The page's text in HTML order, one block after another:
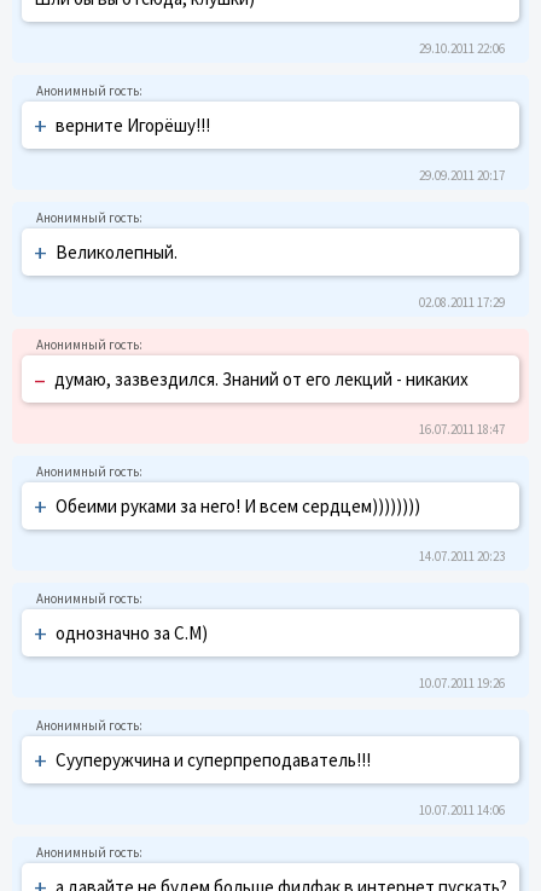
29.10.2011 22:06
+ верните Игорёшу!!!
29.09.2011 20:17
+ Великолепный.
02.08.2011 17:29
– думаю, зазвездился. Знаний от его лекций - никаких
16.07.2011 18:47
+ Обеими руками за него! И всем сердцем))))))))
14.07.2011 20:23
+ однозначно за С.М)
10.07.2011 19:26
+ Сууперужчина и суперпреподаватель!!!
10.07.2011 14:06